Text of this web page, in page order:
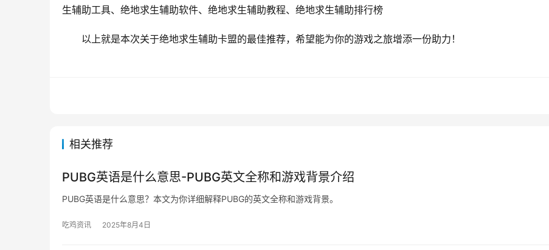
生辅助工具、绝地求生辅助软件、绝地求生辅助教程、绝地求生辅助排行榜
以上就是本次关于绝地求生辅助卡盟的最佳推荐，希望能为你的游戏之旅增添一份助力！
相关推荐
PUBG英语是什么意思-PUBG英文全称和游戏背景介绍
PUBG英语是什么意思？本文为你详细解释PUBG的英文全称和游戏背景。
吃鸡资讯 2025年8月4日